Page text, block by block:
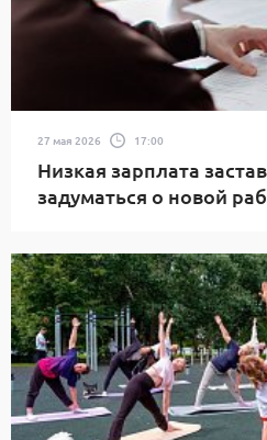
27 мая 2026 17:00
Низкая зарплата
задуматься о новой